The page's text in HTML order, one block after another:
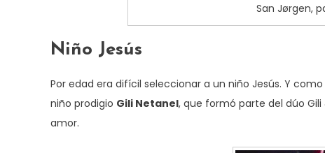
San Jørgen,
Niño Jesús
Por edad era difícil seleccionar a un niño Jesús. Y
niño prodigio Gili Netanel, que formó parte del dúo
amor.